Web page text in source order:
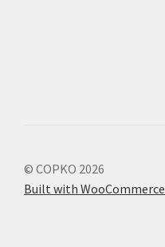
© COPKO 2026
Built with WooCommerce